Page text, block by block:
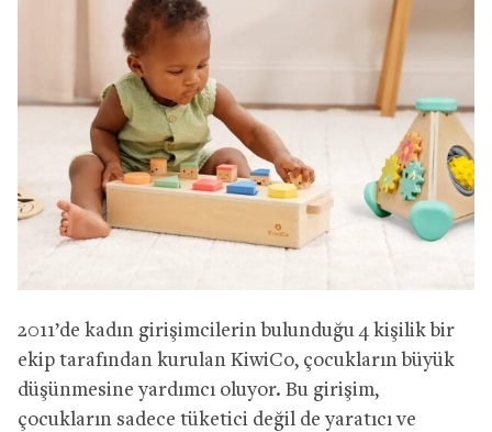
2011’de kadın girişimcilerin bulunduğu 4 kişilik bir
ekip tarafından kurulan KiwiCo, çocukların büyük
düşünmesine yardımcı oluyor. Bu girişim,
çocukların sadece tüketici değil de yaratıcı ve